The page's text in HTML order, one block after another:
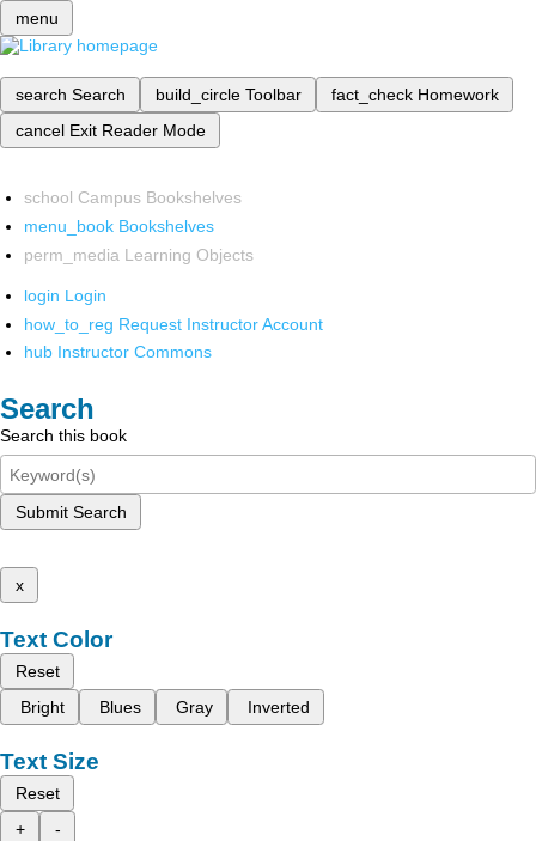
menu
search Search build_circle Toolbar fact_check Homework
cancel Exit Reader Mode
school Campus Bookshelves
menu_book Bookshelves
perm_media Learning Objects
login Login
how_to_reg Request Instructor Account
hub Instructor Commons
Search
Search this book
Submit Search
x
Text Color
Reset
Bright
Blues Gray Inverted
Text Size
Reset
+
-